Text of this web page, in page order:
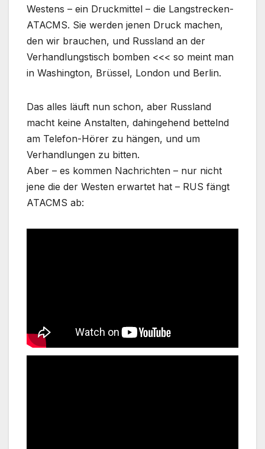
Westens – ein Druckmittel – die Langstrecken-
ATACMS. Sie werden jenen Druck machen,
den wir brauchen, und Russland an der
Verhandlungstisch bomben <<< so meint man
in Washington, Brüssel, London und Berlin.
Das alles läuft nun schon, aber Russland
macht keine Anstalten, dahingehend bettelnd
am Telefon-Hörer zu hängen, und um
Verhandlungen zu bitten.
Aber – es kommen Nachrichten – nur nicht
jene die der Westen erwartet hat – RUS fängt
ATACMS ab: